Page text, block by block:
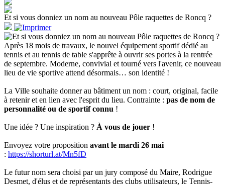
Et si vous donniez un nom au nouveau Pôle raquettes de Roncq ?
Après 18 mois de travaux, le nouvel équipement sportif dédié au
tennis et au tennis de table s'apprête à ouvrir ses portes à la rentrée
de septembre. Moderne, convivial et tourné vers l'avenir, ce nouveau
lieu de vie sportive attend désormais… son identité !
La Ville souhaite donner au bâtiment un nom : court, original, facile
à retenir et en lien avec l'esprit du lieu. Contrainte : pas de nom de
personnalité ou de sportif connu !
Une idée ? Une inspiration ? À vous de jouer !
Envoyez votre proposition avant le mardi 26 mai
: https://shorturl.at/Mn5fD
Le futur nom sera choisi par un jury composé du Maire, Rodrigue
Desmet, d'élus et de représentants des clubs utilisateurs, le Tennis-